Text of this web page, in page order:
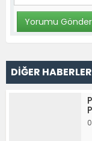
DİĞER HABERLER